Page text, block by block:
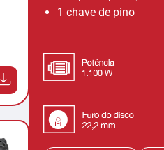
1 chave de pino